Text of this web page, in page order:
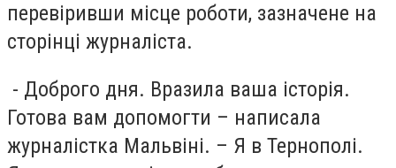
перевіривши місце роботи, зазначене на
сторінці журналіста.
- Доброго дня. Вразила ваша історія.
Готова вам допомогти – написала
журналістка Мальвіні. – Я в Тернополі.